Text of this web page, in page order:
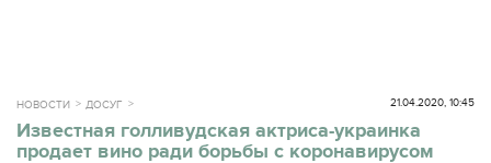
НОВОСТИ ДОСУГ 21.04.2020, 10:45
Известная голливудская актриса-украинка
продает вино ради борьбы с коронавирусом